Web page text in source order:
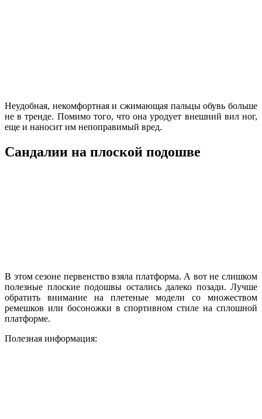
Неудобная, некомфортная и сжимающая пальцы обувь больше
не в тренде. Помимо того, что она уродует внешний вил ног,
еще и наносит им непоправимый вред.
Сандалии на плоской подошве
В этом сезоне первенство взяла платформа. А вот не слишком
полезные плоские подошвы остались далеко позади. Лучше
обратить внимание на плетеные модели со множеством
ремешков или босоножки в спортивном стиле на сплошной
платформе.
Полезная информация: